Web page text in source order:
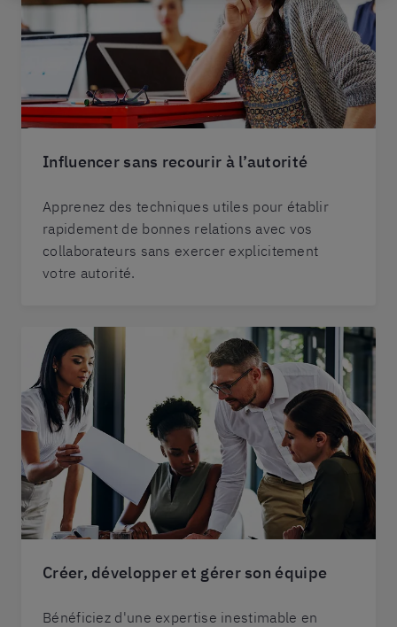
Influencer sans recourir à l’autorité
Apprenez des techniques utiles pour établir
rapidement de bonnes relations avec vos
collaborateurs sans exercer explicitement
votre autorité.
Créer, développer et gérer son équipe
Bénéficiez d'une expertise inestimable en